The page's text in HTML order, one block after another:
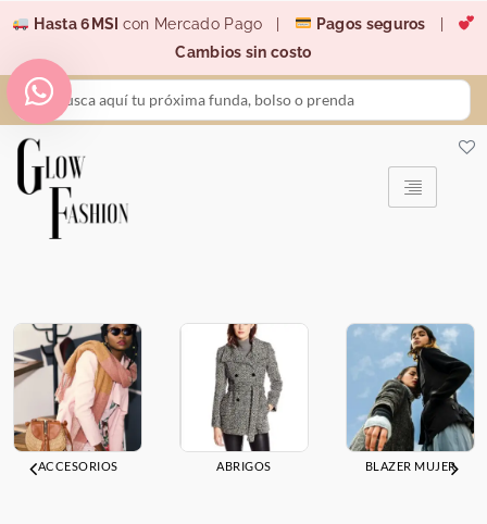
contenido
Hasta 6MSI con Mercado Pago | Pagos seguros
Cambios sin costo
Search
...
ACCESORIOS ABRIGOS BLAZER MUJER